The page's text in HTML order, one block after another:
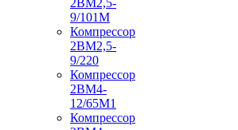
2ВМ2,5-
9/101М
Компрессор
2ВМ2,5-
9/220
Компрессор
2ВМ4-
12/65М1
Компрессор